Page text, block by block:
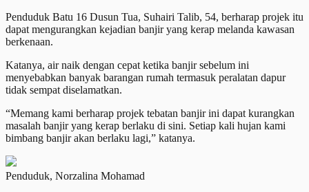
Penduduk Batu 16 Dusun Tua, Suhairi Talib, 54, berharap projek itu
dapat mengurangkan kejadian banjir yang kerap melanda kawasan
berkenaan.
Katanya, air naik dengan cepat ketika banjir sebelum ini
menyebabkan banyak barangan rumah termasuk peralatan dapur
tidak sempat diselamatkan.
“Memang kami berharap projek tebatan banjir ini dapat kurangkan
masalah banjir yang kerap berlaku di sini. Setiap kali hujan kami
bimbang banjir akan berlaku lagi,” katanya.
Penduduk, Norzalina Mohamad